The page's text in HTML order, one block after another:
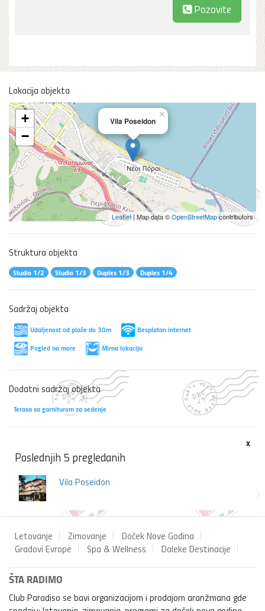
Pozovite
Lokacija objekta
Vila Poseidon
×
+
−
Leaflet| Map data ©OpenStreetMapcontributors
Struktura objekta
Studio 1/2 Studio 1/3 Duplex 1/3 Duplex 1/4
Sadržaj objekta
Udaljenost od plaže do 30m
Besplatan internet
Pogled na more
Mirna lokacija
Dodatni sadržaj objekta
Terasa sa garniturom za sedenje
x
Poslednjih 5 pregledanih
Vila Poseidon
Letovanje Zimovanje
Doček Nove Godina
Gradovi Evrope
Spa & Wellness Daleke Destinacije
ŠTA RADIMO
Club Paradiso se bavi organizacijom i prodajom aranžmana gde